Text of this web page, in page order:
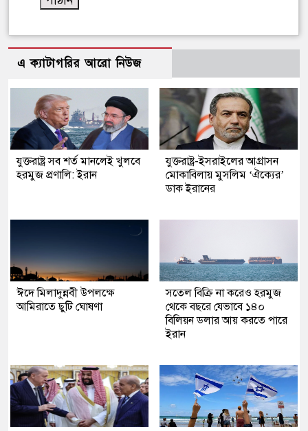
এ ক্যাটাগরির আরো নিউজ
যুক্তরাষ্ট্র সব শর্ত মানলেই খুলবে
হরমুজ প্রণালি: ইরান
যুক্তরাষ্ট্র-ইসরাইলের আগ্রাসন
মোকাবিলায় মুসলিম ‘ঐক্যের’
ডাক ইরানের
ঈদে মিলাদুন্নবী উপলক্ষে
আমিরাতে ছুটি ঘোষণা
সতেল বিক্রি না করেও হরমুজ
থেকে বছরে যেভাবে ১৪০
বিলিয়ন ডলার আয় করতে পারে
ইরান